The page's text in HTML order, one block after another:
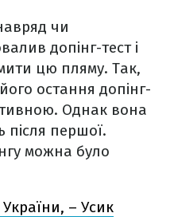
чи
допінг-тест і
цю пляму. Так,
остання допінг-
Однак вона
після першої.
можна було
– Усик